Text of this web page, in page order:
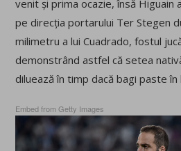
venit și prima ocazie, însă Higuain
pe direcția portarului Ter Stegen
milimetru a lui Cuadrado, fostul
demonstrând astfel că setea
diluează în timp dacă bagi paste în
Embed from Getty Images